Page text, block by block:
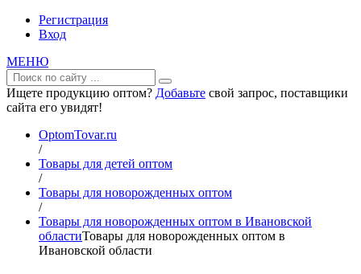
Регистрация
Вход
МЕНЮ
Ищете продукцию оптом? Добавьте свой запрос, поставщики
сайта его увидят!
OptomTovar.ru
/
Товары для детей оптом
/
Товары для новорожденных оптом
/
Товары для новорожденных оптом в Ивановской
областиТовары для новорожденных оптом в
Ивановской области